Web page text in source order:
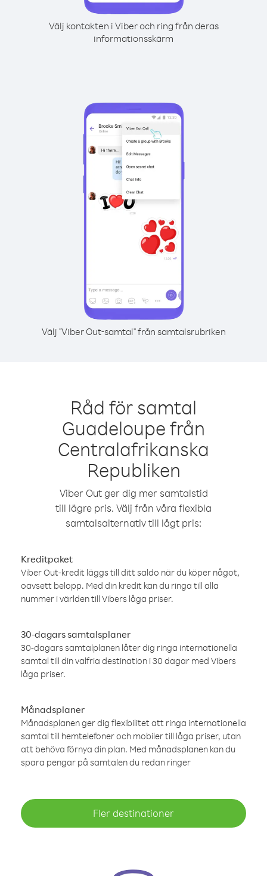
Välj kontakten i Viber och ring från deras
informationsskärm
Välj "Viber Out-samtal" från samtalsrubriken
Råd för samtal
Guadeloupe från
Centralafrikanska
Republiken
Viber Out ger dig mer samtalstid
till lägre pris. Välj från våra flexibla
samtalsalternativ till lågt pris:
Kreditpaket
Viber Out-kredit läggs till ditt saldo när du köper något,
oavsett belopp. Med din kredit kan du ringa till alla
nummer i världen till Vibers låga priser.
30-dagars samtalsplaner
30-dagars samtalplanen låter dig ringa internationella
samtal till din valfria destination i 30 dagar med Vibers
låga priser.
Månadsplaner
Månadsplanen ger dig flexibilitet att ringa internationella
samtal till hemtelefoner och mobiler till låga priser, utan
att behöva förnya din plan. Med månadsplanen kan du
spara pengar på samtalen du redan ringer
Fler destinationer